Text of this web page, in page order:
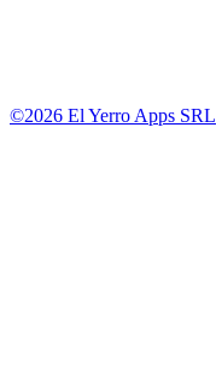
©2026 El Yerro Apps SRL